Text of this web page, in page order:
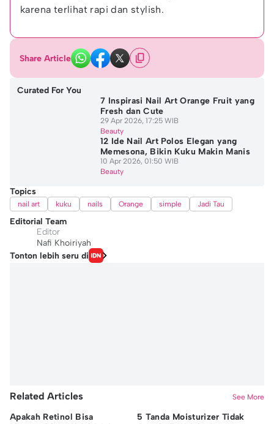
karena terlihat rapi dan stylish.
Share Article
Curated For You
7 Inspirasi Nail Art Orange Fruit yang
Fresh dan Cute
29 Apr 2026, 17:25 WIB
Beauty
12 Ide Nail Art Polos Elegan yang
Memesona, Bikin Kuku Makin Manis
10 Apr 2026, 01:50 WIB
Beauty
Topics
nail art kuku nails Orange simple Jadi Tau
Editorial Team
Editor
Nafi Khoiriyah
Tonton lebih seru di
Related Articles See More
Apakah Retinol Bisa
5 Tanda Moisturizer Tidak